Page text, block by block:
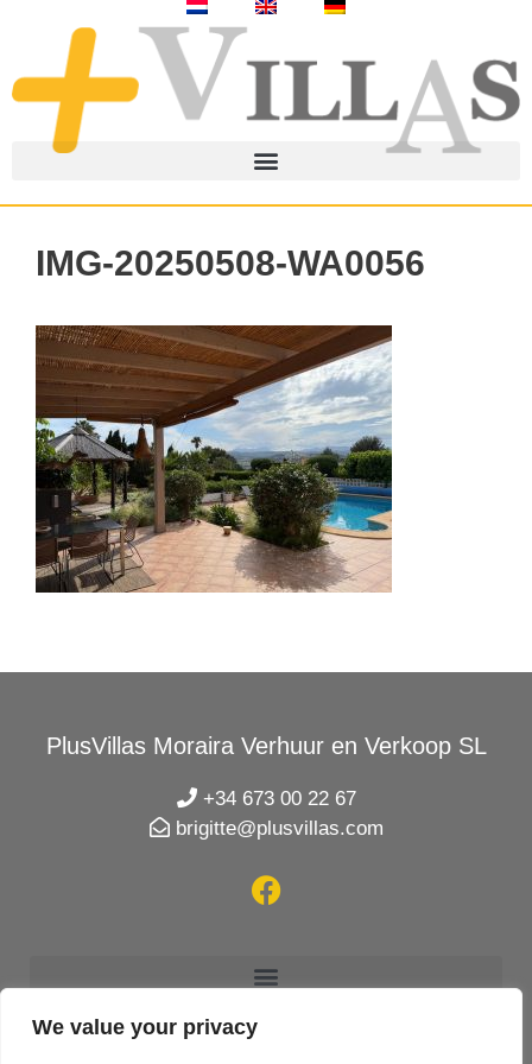
We value your privacy
IMG-20250508-WA0056
PlusVillas Moraira Verhuur en Verkoop SL
+34 673 00 22 67
brigitte@plusvillas.com